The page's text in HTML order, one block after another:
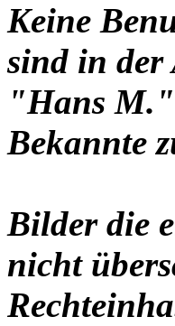
Keine
sind in der
"Hans
Bekannte
Bilder die
nicht